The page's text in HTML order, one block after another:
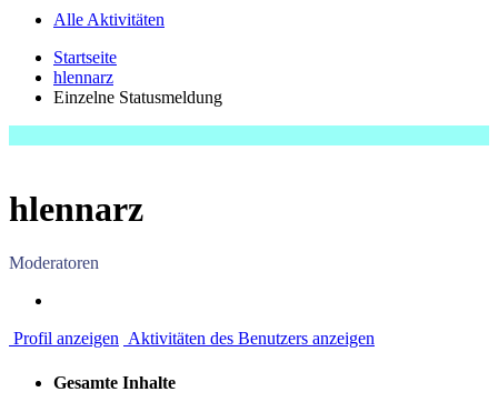
Alle Aktivitäten
Startseite
hlennarz
Einzelne Statusmeldung
hlennarz
Moderatoren
Profil anzeigen Aktivitäten des Benutzers anzeigen
Gesamte Inhalte